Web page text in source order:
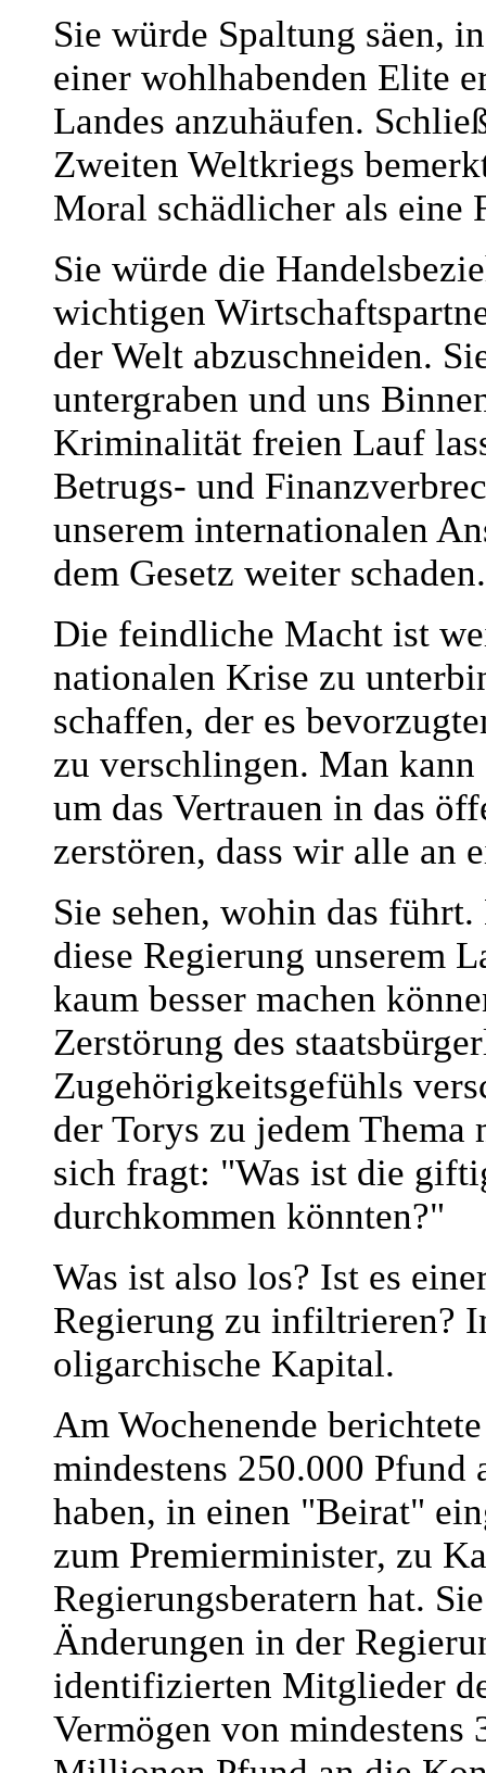
Sie würde Spaltung säen,
einer wohlhabenden Elite
Landes anzuhäufen.
Zweiten Weltkriegs
Moral schädlicher als eine
Sie würde die
wichtigen
der Welt abzuschneiden.
untergraben und uns
Kriminalität freien Lauf
Betrugs- und
unserem internationalen
dem Gesetz weiter schaden.
Die feindliche Macht ist
nationalen Krise zu
schaffen, der es
zu verschlingen. Man
um das Vertrauen in das
zerstören, dass wir alle an
Sie sehen, wohin das
diese Regierung unserem
kaum besser machen
Zerstörung des
Zugehörigkeitsgefühls
der Torys zu jedem Thema
sich fragt: "Was ist die
durchkommen könnten?"
Was ist also los? Ist es
Regierung zu infiltrieren?
oligarchische Kapital.
Am Wochenende
mindestens 250.000 Pfund
haben, in einen "Beirat"
zum Premierminister, zu
Regierungsberatern hat.
Änderungen in der
identifizierten Mitglieder
Vermögen von